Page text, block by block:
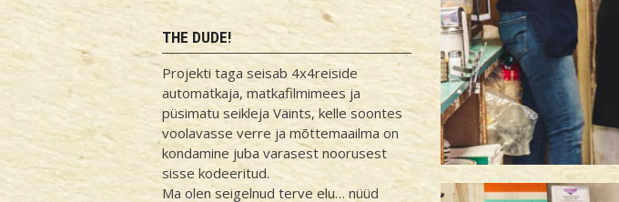
THE DUDE!
Projekti taga seisab 4x4reiside
automatkaja, matkafilmimees ja
püsimatu seikleja Väints, kelle soontes
voolavasse verre ja mõttemaailma on
kondamine juba varasest noorusest
sisse kodeeritud.
Ma olen seigelnud terve elu… nüüd